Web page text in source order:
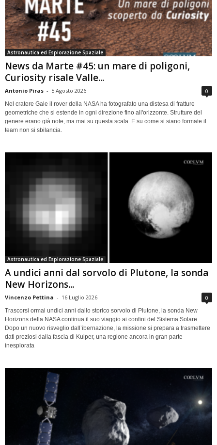
Astronautica ed Esplorazione Spaziale
News da Marte #45: un mare di poligoni,
Curiosity risale Valle...
Antonio Piras - 5 Agosto 2026 0
Nel cratere Gale il rover della NASA ha fotografato una distesa di fratture
geometriche che si estende in ogni direzione fino all'orizzonte. Strutture del
genere erano già note, ma mai su questa scala. E su come si siano formate il
team non si sbilancia.
Astronautica ed Esplorazione Spaziale
A undici anni dal sorvolo di Plutone, la sonda
New Horizons...
Vincenzo Pettina - 16 Luglio 2026 0
Trascorsi ormai undici anni dallo storico sorvolo di Plutone, la sonda New
Horizons della NASA continua il suo viaggio ai confini del Sistema Solare.
Dopo un nuovo risveglio dall’ibernazione, la missione si prepara a trasmettere
dati preziosi dalla fascia di Kuiper, una regione ancora in gran parte
inesplorata